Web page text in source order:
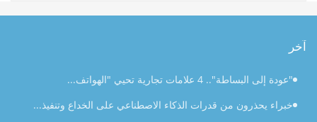
آخر
"عودة إلى البساطة".. 4 علامات تجارية تحيي "الهواتف...
خبراء يحذرون من قدرات الذكاء الاصطناعي على الخداع وتنفيذ...